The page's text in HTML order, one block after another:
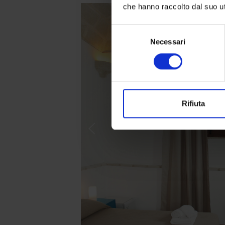
che hanno raccolto dal suo
Necessari
Rifiuta